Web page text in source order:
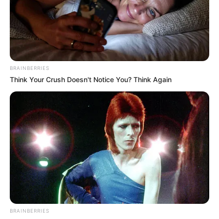
BRAINBERRIES
Think Your Crush Doesn't Notice You? Think Again
BRAINBERRIES